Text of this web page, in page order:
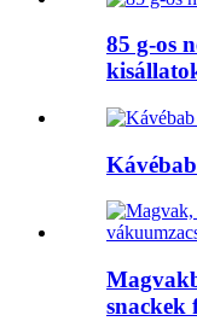
85 g-os
snackek